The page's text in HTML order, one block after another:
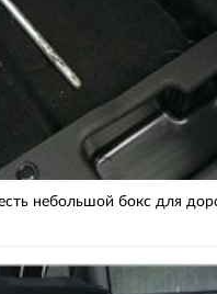
небольшой бокс для